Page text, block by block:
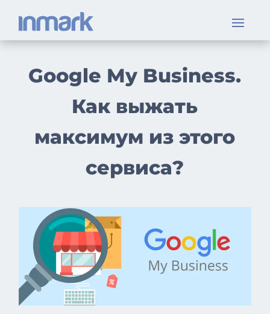
Google My Business.
Как выжать
максимум из этого
сервиса?